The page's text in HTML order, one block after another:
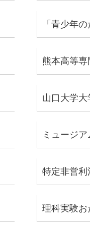
「青少年
熊本高等
山口大学
ミュージ
特定非営利
理科実験お